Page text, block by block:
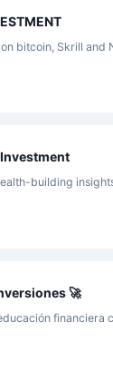
bitcoin, Skrill
building
🚀
financiera